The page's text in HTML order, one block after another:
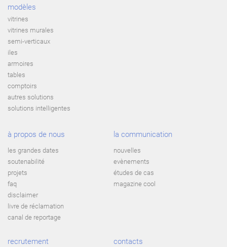
modèles
vitrines
vitrines murales
semi-verticaux
iles
armoires
tables
comptoirs
autres solutions
solutions intelligentes
à propos de nous
les grandes dates
soutenabilité
projets
faq
disclaimer
livre de réclamation
canal de reportage
la communication
nouvelles
evènements
études de cas
magazine cool
recrutement contacts